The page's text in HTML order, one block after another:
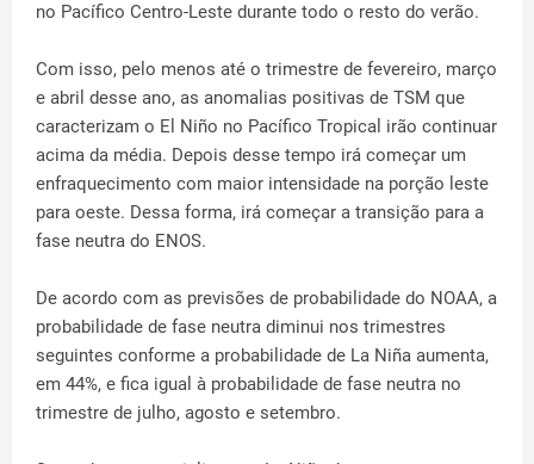
no Pacífico Centro-Leste durante todo o resto do verão.
Com isso, pelo menos até o trimestre de fevereiro, março
e abril desse ano, as anomalias positivas de TSM que
caracterizam o El Niño no Pacífico Tropical irão continuar
acima da média. Depois desse tempo irá começar um
enfraquecimento com maior intensidade na porção leste
para oeste. Dessa forma, irá começar a transição para a
fase neutra do ENOS.
De acordo com as previsões de probabilidade do NOAA, a
probabilidade de fase neutra diminui nos trimestres
seguintes conforme a probabilidade de La Niña aumenta,
em 44%, e fica igual à probabilidade de fase neutra no
trimestre de julho, agosto e setembro.